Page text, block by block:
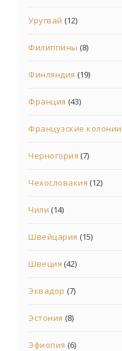
Уругвай (12)
Филиппины (8)
Финляндия (19)
Франция (43)
Французские колонии
Черногория (7)
Чехословакия (12)
Чили (14)
Швейцария (15)
Швеция (42)
Эквадор (7)
Эстония (8)
Эфиопия (6)